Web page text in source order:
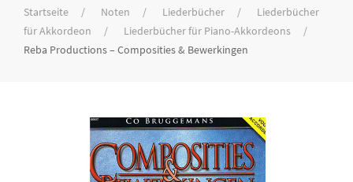
Startseite Noten Liederbücher
Liederbücher
für Akkordeon
Liederbücher für Piano-Akkordeons
Reba Productions – Composities & Bewerkingen